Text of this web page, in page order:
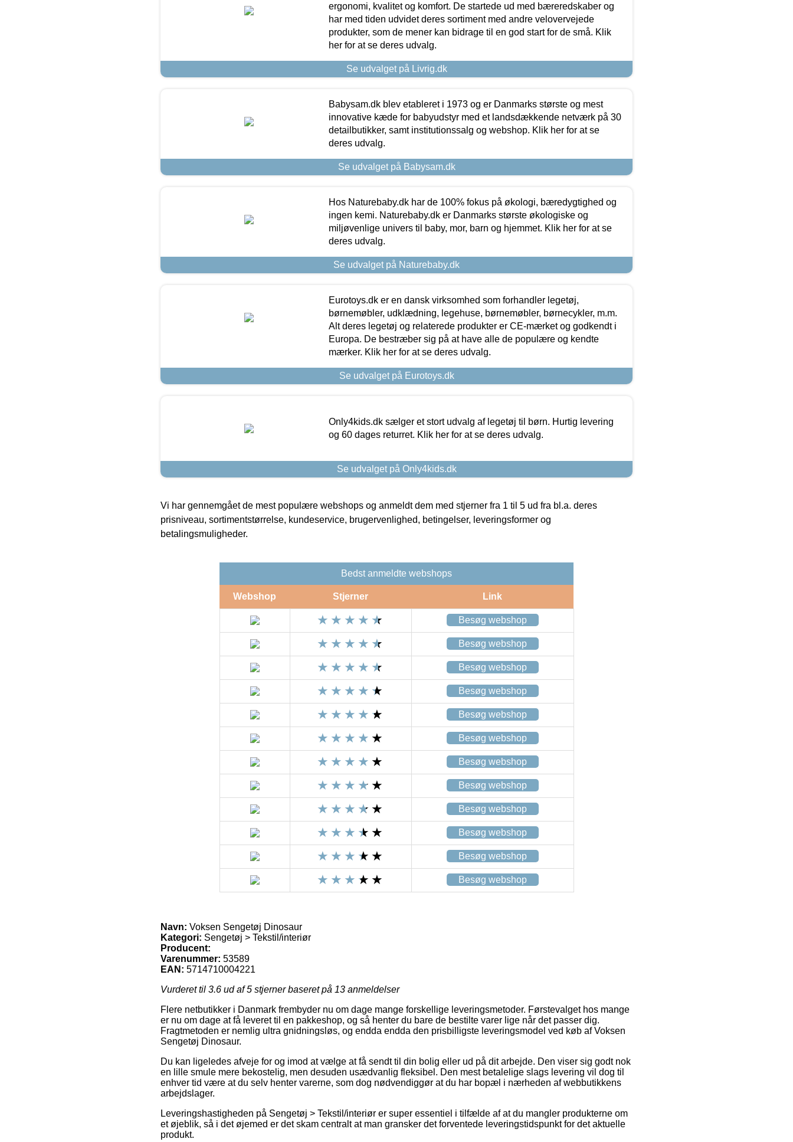
ergonomi, kvalitet og komfort. De startede ud med bæreredskaber og
har med tiden udvidet deres sortiment med andre velovervejede
produkter, som de mener kan bidrage til en god start for de små. Klik
her for at se deres udvalg.
Se udvalget på Livrig.dk
Babysam.dk blev etableret i 1973 og er Danmarks største og mest
innovative kæde for babyudstyr med et landsdækkende netværk på 30
detailbutikker, samt institutionssalg og webshop. Klik her for at se
deres udvalg.
Se udvalget på Babysam.dk
Hos Naturebaby.dk har de 100% fokus på økologi, bæredygtighed og
ingen kemi. Naturebaby.dk er Danmarks største økologiske og
miljøvenlige univers til baby, mor, barn og hjemmet. Klik her for at se
deres udvalg.
Se udvalget på Naturebaby.dk
Eurotoys.dk er en dansk virksomhed som forhandler legetøj,
børnemøbler, udklædning, legehuse, børnemøbler, børnecykler, m.m.
Alt deres legetøj og relaterede produkter er CE-mærket og godkendt i
Europa. De bestræber sig på at have alle de populære og kendte
mærker. Klik her for at se deres udvalg.
Se udvalget på Eurotoys.dk
Only4kids.dk sælger et stort udvalg af legetøj til børn. Hurtig levering
og 60 dages returret. Klik her for at se deres udvalg.
Se udvalget på Only4kids.dk
Vi har gennemgået de mest populære webshops og anmeldt dem med stjerner fra 1 til 5 ud fra bl.a. deres
prisniveau, sortimentstørrelse, kundeservice, brugervenlighed, betingelser, leveringsformer og
betalingsmuligheder.
Bedst anmeldte webshops
Webshop Stjerner Link
Besøg webshop
Besøg webshop
Besøg webshop
Besøg webshop
Besøg webshop
Besøg webshop
Besøg webshop
Besøg webshop
Besøg webshop
Besøg webshop
Besøg webshop
Besøg webshop
Navn: Voksen Sengetøj Dinosaur
Kategori: Sengetøj > Tekstil/interiør
Producent:
Varenummer: 53589
EAN: 5714710004221
Vurderet til 3.6 ud af 5 stjerner baseret på 13 anmeldelser
Flere netbutikker i Danmark frembyder nu om dage mange forskellige leveringsmetoder. Førstevalget hos mange
er nu om dage at få leveret til en pakkeshop, og så henter du bare de bestilte varer lige når det passer dig.
Fragtmetoden er nemlig ultra gnidningsløs, og endda endda den prisbilligste leveringsmodel ved køb af Voksen
Sengetøj Dinosaur.
Du kan ligeledes afveje for og imod at vælge at få sendt til din bolig eller ud på dit arbejde. Den viser sig godt nok
en lille smule mere bekostelig, men desuden usædvanlig fleksibel. Den mest betalelige slags levering vil dog til
enhver tid være at du selv henter varerne, som dog nødvendiggør at du har bopæl i nærheden af webbutikkens
arbejdslager.
Leveringshastigheden på Sengetøj > Tekstil/interiør er super essentiel i tilfælde af at du mangler produkterne om
et øjeblik, så i det øjemed er det skam centralt at man gransker det forventede leveringstidspunkt for det aktuelle
produkt.